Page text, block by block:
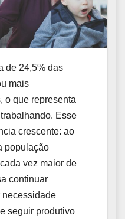
de 24,5% das
mais
o que representa
Esse
crescente: ao
população
vez maior de
continuar
seguir produtivo